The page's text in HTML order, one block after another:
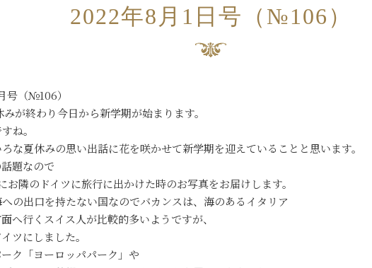
2022年8月1日号（№106）
号（№106）
が終わり今日から新学期が始まります。
ね。
な夏休みの思い出話に花を咲かせて新学期を迎えていることと思います。
題なので
お隣のドイツに旅行に出かけた時のお写真をお届けします。
の出口を持たない国なのでバカンスは、海のあるイタリア
へ行くスイス人が比較的多いようですが、
ツにしました。
ク「ヨーロッパパーク」や